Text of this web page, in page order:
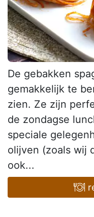
De gebakken
gemakkelijk te
zien. Ze zijn
de zondagse
speciale
olijven (zoals wij
ook...